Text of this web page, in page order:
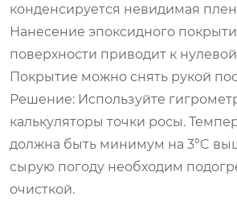
конденсируется невидимая
Нанесение эпоксидного
поверхности приводит к
Покрытие можно снять рукой
Решение: Используйте
калькуляторы точки росы.
должна быть минимум на 3°C
сырую погоду необходим
очисткой.